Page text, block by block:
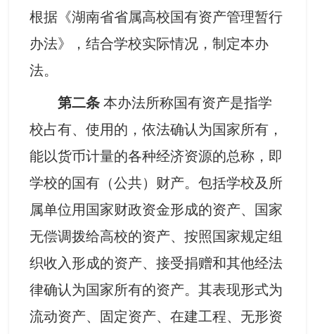
根据《湖南省省属高校国有资产管理暂行
办法》，结合学校实际情况，制定本办
法。
第二条本办法所称国有资产是指学
校占有、使用的，依法确认为国家所有，
能以货币计量的各种经济资源的总称，即
学校的国有（公共）财产。包括学校及所
属单位用国家财政资金形成的资产、国家
无偿调拨给高校的资产、按照国家规定组
织收入形成的资产、接受捐赠和其他经法
律确认为国家所有的资产。其表现形式为
流动资产、固定资产、在建工程、无形资